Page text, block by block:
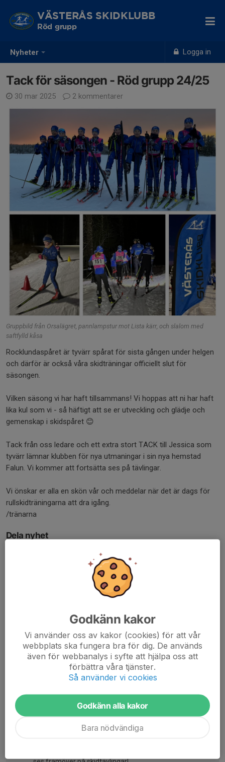
Nyheter Logga in
VÄSTERÅS SKIDKLUBB
Röd grupp
Tack för säsongen - Röd grupp 24/25
30 mar 2025 2 kommentarer
Gruppbild från Orsalägret, pannlampstur mot Lista kärr, och slalom med
saftfylld kåsa
Rocklundaspåret är tyvärr spårat för sista gången under helgen
och därför är också våra skidträningar officiellt slut för
säsongen.
Vilken säsong vi har haft tillsammans! Vi hoppas att ni har haft
lika kul som vi - så häftigt att se er utveckling och glädje och
gemenskap i skidspåret 😊
Tack från oss ledare och ett extra stort TACK till Jessica som
tyvärr lämnar klubben för nya utmaningar i sin nya hemstad
Falun. Vi kommer att fortsätta ses på tävlingar.
Vi önskar er alla en skön vår och meddelar när det är dags för
rullskidträningarna att dra igång.
/tränarna
Dela nyhet
30 mar 2025
för att få till bra träningar för våra barn och ungdomar!
Jessica Mogren30 mar 2025
Jag är så stolt över allas utveckling denna säsong! Tror
aldrig jag haft en så härligt grupp, där alla har fått ta plats
i gruppen, oavsett om man varit med länge eller precis
gärna får fortsätta med hemma, vi har efter träningarna
bett barnen att välja en sak de är extra stolta över. Det
saker de är bra på, det ger ringar på vattnet och kommer
Godkänn kakor
Vi använder oss av kakor (cookies) för att vår
webbplats ska fungera bra för dig. De används
även för webbanalys i syfte att hjälpa oss att
förbättra våra tjänster.
Så använder vi cookies
Godkänn alla kakor
Bara nödvändiga